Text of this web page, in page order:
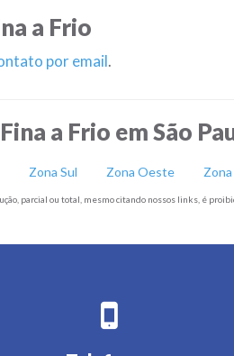
a Frio
por email.
a Frio em São
Zona Sul Zona Oeste
parcial ou total, mesmo citando nossos links, é